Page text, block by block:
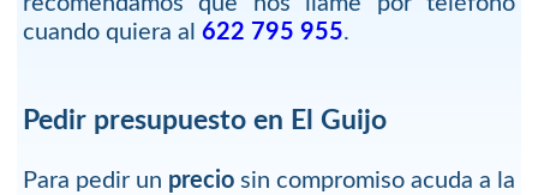
cuando quiera al 622 795 955.
Pedir presupuesto en El Guijo
Para pedir un preciosin compromiso acuda a la